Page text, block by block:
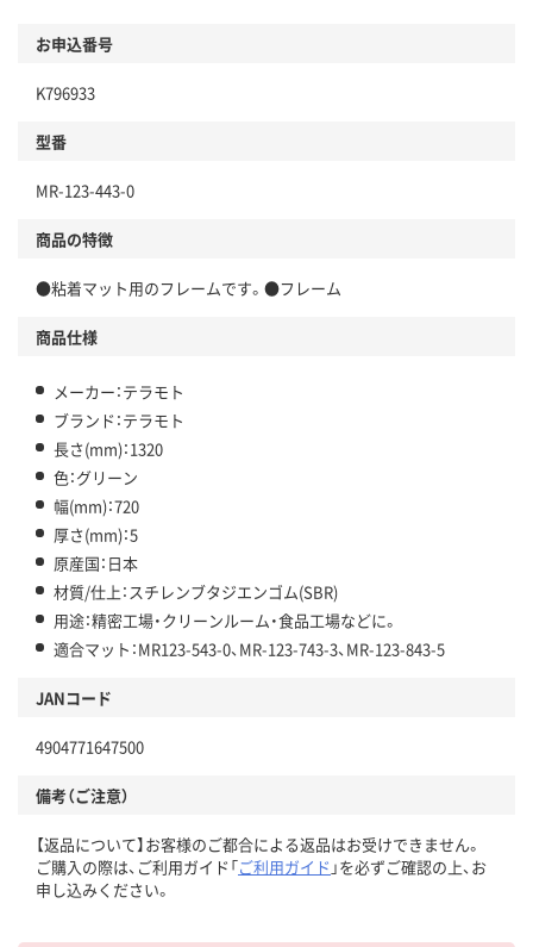
お申込番号
K796933
型番
MR-123-443-0
商品の特徴
●粘着マット用のフレームです。●フレーム
商品仕様
メーカー：テラモト
ブランド：テラモト
長さ(mm)：1320
色：グリーン
幅(mm)：720
厚さ(mm)：5
原産国：日本
材質/仕上：スチレンブタジエンゴム(SBR)
用途：精密工場・クリーンルーム・食品工場などに。
適合マット：MR123-543-0、MR-123-743-3、MR-123-843-5
JANコード
4904771647500
備考（ご注意）
【返品について】お客様のご都合による返品はお受けできません。
ご購入の際は、ご利用ガイド「ご利用ガイド 」を必ずご確認の上、お
申し込みください。